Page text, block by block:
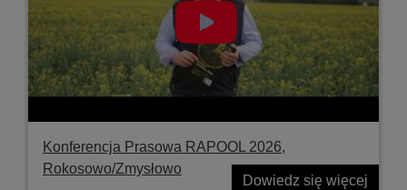
Konferencja Prasowa RAPOOL 2026,
Rokosowo/Zmysłowo
Dowiedz się więcej